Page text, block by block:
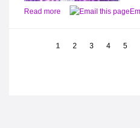
Read more
1 2 3 4 5